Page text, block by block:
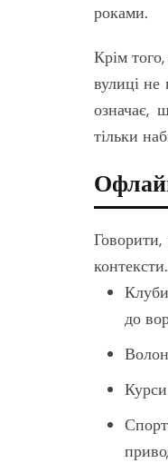
роками.
Крім
вулиці не
означає,
тільки
контексти.
до